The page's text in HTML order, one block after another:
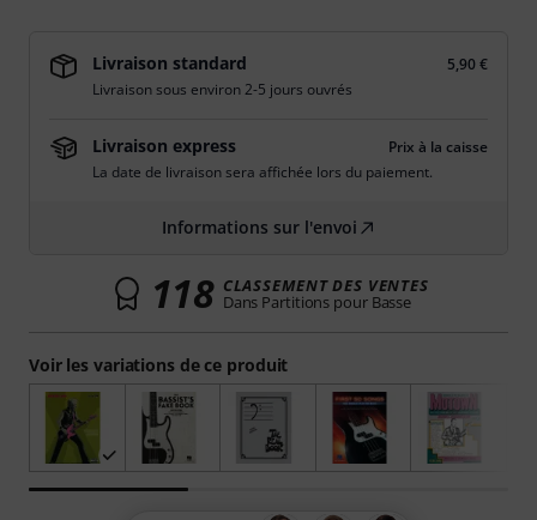
Voir les variations de ce produit
Livraison standard
5,90 €
Livraison sous environ 2-5 jours ouvrés
Livraison express
Prix à la caisse
La date de livraison sera affichée lors du paiement.
Informations sur l'envoi
118 CLASSEMENT DES VENTES
Dans Partitions pour Basse